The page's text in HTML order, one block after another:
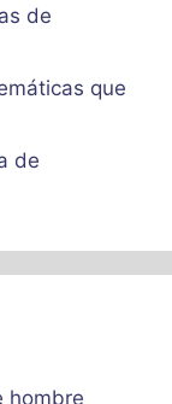
de
que
de
hombre